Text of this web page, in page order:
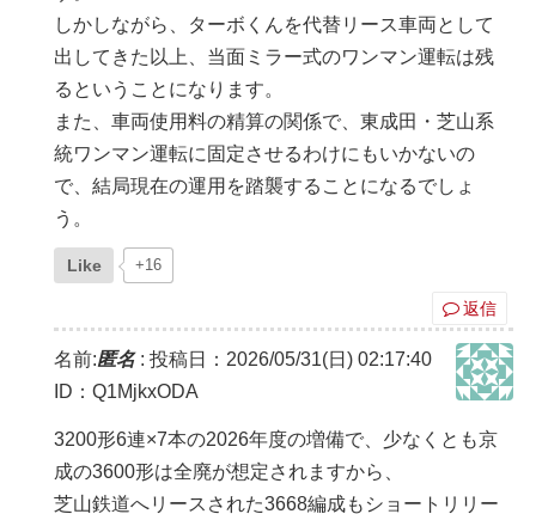
しかしながら、ターボくんを代替リース車両として
出してきた以上、当面ミラー式のワンマン運転は残
るということになります。
また、車両使用料の精算の関係で、東成田・芝山系
統ワンマン運転に固定させるわけにもいかないの
で、結局現在の運用を踏襲することになるでしょ
う。
Like +16
返信
名前:匿名: 投稿日：2026/05/31(日) 02:17:40
ID：Q1MjkxODA
3200形6連×7本の2026年度の増備で、少なくとも京
成の3600形は全廃が想定されますから、
芝山鉄道へリースされた3668編成もショートリリー